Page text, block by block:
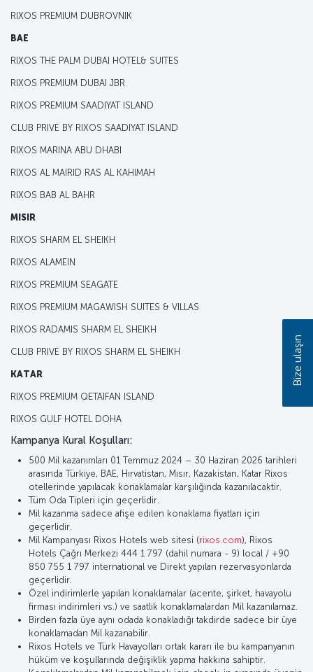
RIXOS PREMIUM DUBROVNIK
BAE
RIXOS THE PALM DUBAI HOTEL& SUITES
RIXOS PREMIUM DUBAI JBR
RIXOS PREMIUM SAADIYAT ISLAND
CLUB PRIVĖ BY RIXOS SAADIYAT ISLAND
RIXOS MARINA ABU DHABI
RIXOS AL MAIRID RAS AL KAHIMAH
RIXOS BAB AL BAHR
MISIR
RIXOS SHARM EL SHEIKH
RIXOS ALAMEIN
RIXOS PREMIUM SEAGATE
RIXOS PREMIUM MAGAWISH SUITES & VILLAS
RIXOS RADAMIS SHARM EL SHEIKH
CLUB PRIVĖ BY RIXOS SHARM EL SHEIKH
KATAR
RIXOS PREMIUM QETAIFAN ISLAND
RIXOS GULF HOTEL DOHA
Kampanya Kural Koşulları:
500 Mil kazanımları 01 Temmuz 2024 – 30 Haziran 2026 tarihleri
arasında Türkiye, BAE, Hırvatistan, Mısır, Kazakistan, Katar Rixos
otellerinde yapılacak konaklamalar karşılığında kazanılacaktir.
Tüm Oda Tipleri için geçerlidir.
Mil kazanma sadece afişe edilen konaklama fiyatları için
geçerlidir.
Mil Kampanyası Rixos Hotels web sitesi (rixos.com), Rixos
Hotels Çağrı Merkezi 444 1 797 (dahil numara - 9) local / +90
850 755 1 797 international ve Direkt yapılan rezervasyonlarda
geçerlidir.
Özel indirimlerle yapılan konaklamalar (acente, şirket, havayolu
firması indirimleri vs.) ve saatlik konaklamalardan Mil kazanılamaz.
Birden fazla üye aynı odada konakladığı takdirde sadece bir üye
konaklamadan Mil kazanabilir.
Rixos Hotels ve Türk Havayolları ortak kararı ile bu kampanyanın
hüküm ve koşullarında değişiklik yapma hakkına sahiptir.
Bize ulaşın